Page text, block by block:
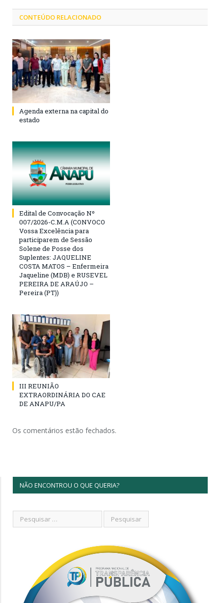
CONTEÚDO RELACIONADO
Agenda externa na capital do
estado
Edital de Convocação Nº
007/2026-C.M.A (CONVOCO
Vossa Excelência para
participarem de Sessão
Solene de Posse dos
Suplentes: JAQUELINE
COSTA MATOS – Enfermeira
Jaqueline (MDB) e RUSEVEL
PEREIRA DE ARAÚJO –
Pereira (PT))
III REUNIÃO
EXTRAORDINÁRIA DO CAE
DE ANAPU/PA
Os comentários estão fechados.
NÃO ENCONTROU O QUE QUERIA?